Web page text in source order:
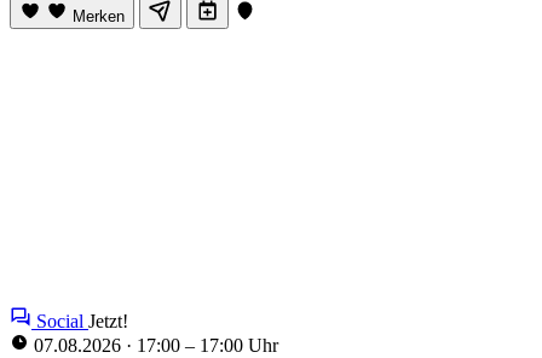
Merken
Social Jetzt!
07.08.2026 · 17:00 – 17:00 Uhr